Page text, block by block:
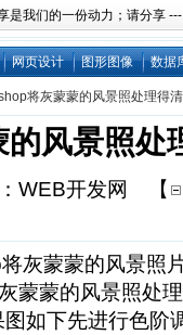
我们的一份动力；请分享
网页设计 图形图像 数据
将灰蒙蒙的风景照处理得
风景照处
WEB开发网
【
灰蒙蒙的风景照
蒙蒙的风景照处
如下先进行色阶